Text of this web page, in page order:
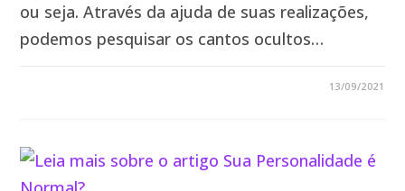
ou seja. Através da ajuda de suas realizações,
podemos pesquisar os cantos ocultos…
13/09/2021